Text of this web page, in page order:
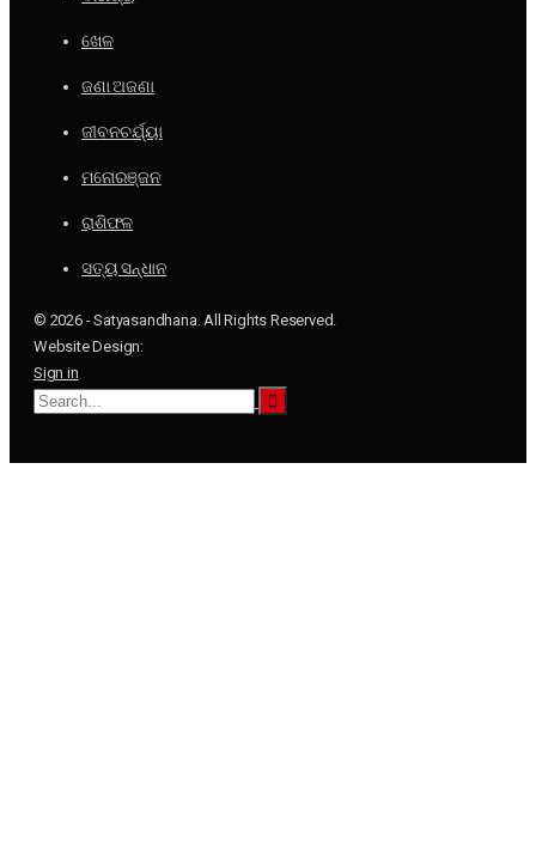
ଖେଳ
ଜଣା ଅଜଣା
ଜୀବନଚର୍ଯ୍ୟା
ମନୋରଞ୍ଜନ
ରାଶିଫଳ
ସତ୍ୟ ସନ୍ଧାନ
© 2026 - Satyasandhana. All Rights Reserved.
Website Design:
Sign in